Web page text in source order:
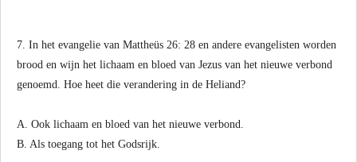
7. In het evangelie van Mattheüs 26: 28 en andere evangelisten worden
brood en wijn het lichaam en bloed van Jezus van het nieuwe verbond
genoemd. Hoe heet die verandering in de Heliand?
A. Ook lichaam en bloed van het nieuwe verbond.
B. Als toegang tot het Godsrijk.